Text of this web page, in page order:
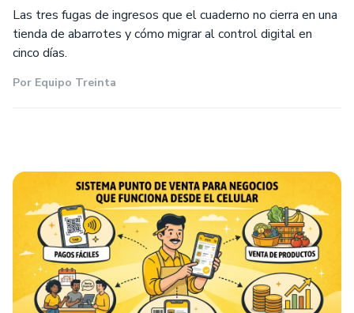
Las tres fugas de ingresos que el cuaderno no cierra en una
tienda de abarrotes y cómo migrar al control digital en
cinco días.
Por Equipo Treinta